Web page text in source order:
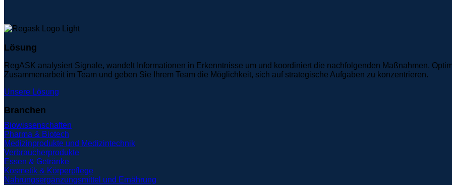
Lösung
RegASK analysiert Signale, wandelt Informationen in Erkenntnisse um und koordiniert die nachfolgenden Maßnahmen.
Zusammenarbeit im Team und geben Sie Ihrem Team die Möglichkeit, sich auf strategische Aufgaben zu konzentrieren.
Unsere Lösung
Branchen
Biowissenschaften
Pharma & Biotech
Medizinprodukte und Medizintechnik
Verbraucherprodukte
Essen & Getränke
Kosmetik & Körperpflege
Nahrungsergänzungsmittel und Ernährung